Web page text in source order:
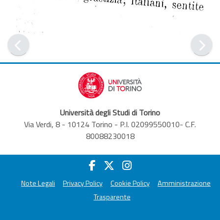
Università degli Studi di Torino
Via Verdi, 8 - 10124 Torino - P.I. 02099550010- C.F.
80088230018
Note Legali Privacy Policy Cookie Policy
Amministrazione
Trasparente